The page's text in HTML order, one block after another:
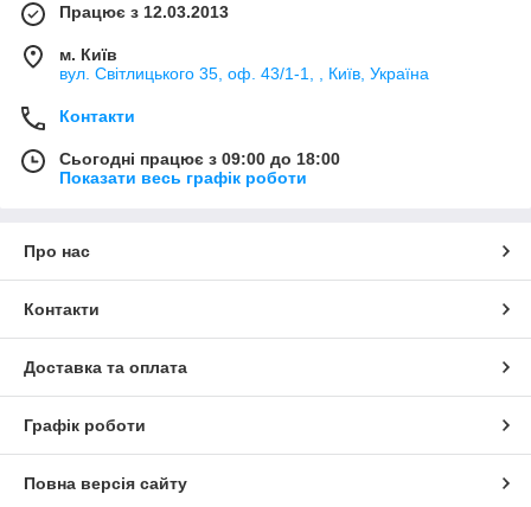
Працює з 12.03.2013
м. Київ
вул. Світлицького 35, оф. 43/1-1, , Київ, Україна
Контакти
Сьогодні працює з 09:00 до 18:00
Показати весь графік роботи
Про нас
Контакти
Доставка та оплата
Графік роботи
Повна версія сайту